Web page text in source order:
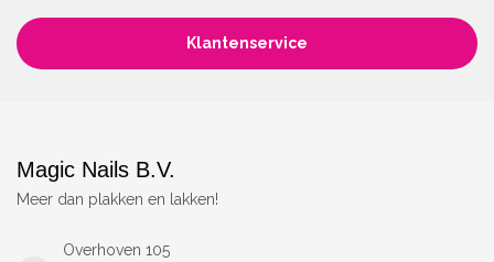
Klantenservice
Magic Nails B.V.
Meer dan plakken en lakken!
Overhoven 105